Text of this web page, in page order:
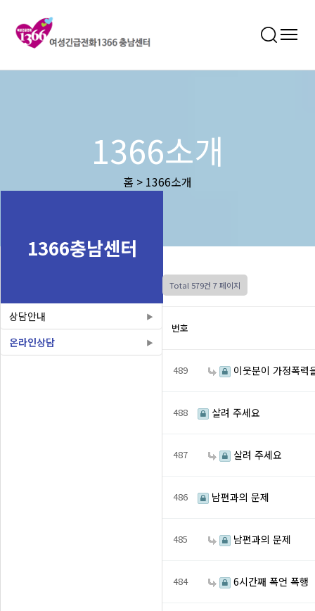
1366소개
홈 > 1366소개
1366충남센터
상담안내
온라인상담
Total 579건 7 페이지
번호
489 이웃분이 가정폭력
488 살려 주세요
487 살려 주세요
486 남편과의 문제
485 남편과의 문제
484 6시간째 폭언 폭행